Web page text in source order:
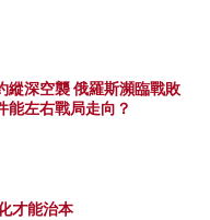
縱深空襲 俄羅斯瀕臨戰敗
能左右戰局走向？
才能治本